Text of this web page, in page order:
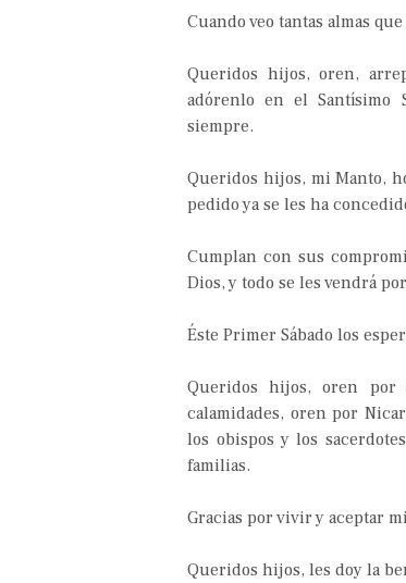
Cuando veo tantas almas
Queridos hijos, oren,
adórenlo en el Santísimo
siempre.
Queridos hijos, mi Manto,
pedido ya se les ha
Cumplan con sus
Dios, y todo se les vendrá
Éste Primer Sábado los
Queridos hijos, oren por
calamidades, oren por
los obispos y los
familias.
Gracias por vivir y aceptar
Queridos hijos, les doy la